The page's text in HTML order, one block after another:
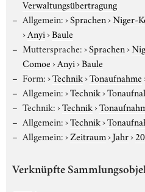
Verwaltungsübertragung
Allgemein:›Sprachen›Niger-
›Anyi›Baule
Muttersprache:›Sprachen›
Comoe›Anyi›Baule
Form:›Technik›Tonaufnahme
Allgemein:›Technik›
Technik:›Technik›
Allgemein:›Technik›
Allgemein:›Zeitraum›Jahr›
Verknüpfte